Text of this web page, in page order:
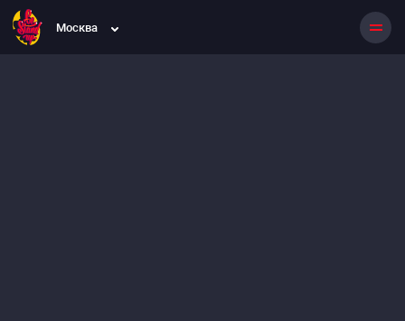
Москва